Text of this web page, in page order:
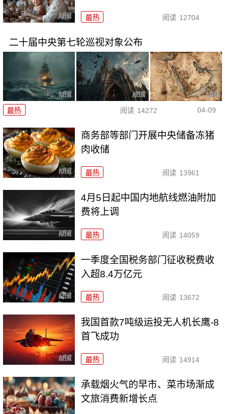
最热 阅读 12704
二十届中央第七轮巡视对象公布
最热 阅读 14272 04-09
商务部等部门开展中央储备冻猪
肉收储
最热 阅读 13961
4月5日起中国内地航线燃油附加
费将上调
最热 阅读 14059
一季度全国税务部门征收税费收
入超8.4万亿元
最热 阅读 13672
我国首款7吨级运投无人机长鹰-8
首飞成功
最热 阅读 14914
承载烟火气的早市、菜市场渐成
文旅消费新增长点